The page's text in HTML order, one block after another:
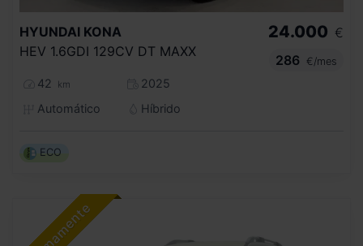
HYUNDAI KONA
HEV 1.6GDI 129CV DT MAXX
42 km
2025
Automático
Híbrido
24.000 €
286
€/mes
ECO